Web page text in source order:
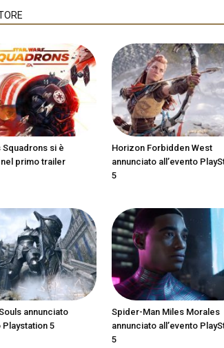
Squadrons si è
primo trailer
Horizon Forbidden West
annunciato all’evento
5
annunciato
Playstation 5
Spider-Man Miles Morales
annunciato all’evento
5